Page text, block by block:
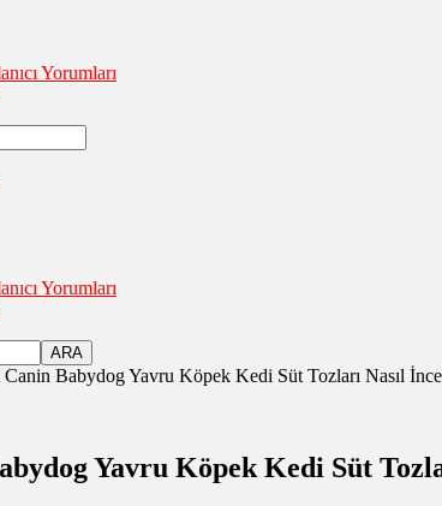
Yorumları
Yorumları
Babydog Yavru Köpek Kedi Süt Tozları Nasıl
Yavru Köpek Kedi Süt